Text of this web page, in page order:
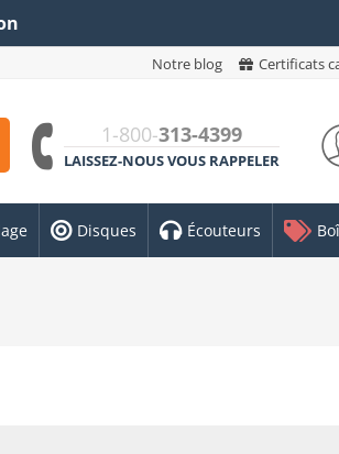
Notre blog Certificats
1-800-313-4399
LAISSEZ-NOUS VOUS RAPPELER
Disques Écouteurs